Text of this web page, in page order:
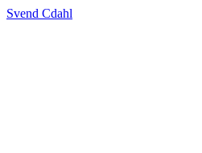
Svend Cdahl